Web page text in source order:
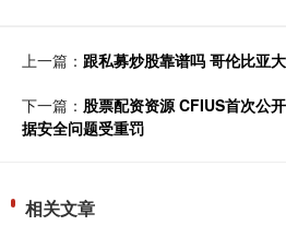
上一篇： 跟私募炒股靠谱吗 哥伦比亚
下一篇： 股票配资资源 CFIUS首次公
据安全问题受重罚
相关文章